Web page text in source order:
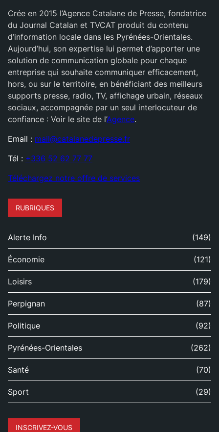
Crée en 2015 l’Agence Catalane de Presse, fondatrice
du Journal Catalan et TVCAT produit du contenu
d’information locale dans les Pyrénées-Orientales.
Aujourd’hui, son expertise lui permet d’apporter une
solution de communication globale pour chaque
entreprise qui souhaite communiquer efficacement,
hors, ou sur le territoire, en bénéficiant des meilleurs
supports presse, radio, TV, affichage urbain, réseaux
sociaux, accompagnée par un seul interlocuteur de
confiance : Voir le site de l’Agence.
Email : mail@catalanedepresse.fr
Tél : +336 52 62 77 77
Téléchargez notre offre de services
RUBRIQUES
Alerte Info (149)
Économie (121)
Loisirs (179)
Perpignan (87)
Politique (92)
Pyrénées-Orientales (262)
Santé (70)
Sport (29)
INSCRIVEZ-VOUS